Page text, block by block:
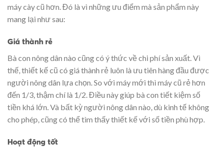
máy cày cũ hơn. Đó là vì những ưu điểm mà sản phẩm này
mang lại như sau:
Giá thành rẻ
Bà con nông dân nào cũng có ý thức về chi phí sản xuất. Vì
thế, thiết kế cũ có giá thành rẻ luôn là ưu tiên hàng đầu được
người nông dân lựa chọn. So với máy mới thì máy cũ rẻ hơn
đến 1/3, thậm chí là 1/2. Điều này giúp bà con tiết kiệm số
tiền khá lớn. Và bất kỳ người nông dân nào, dù kinh tế không
cho phép, cũng có thể tìm thấy thiết kế với số tiền phù hợp.
Hoạt động tốt